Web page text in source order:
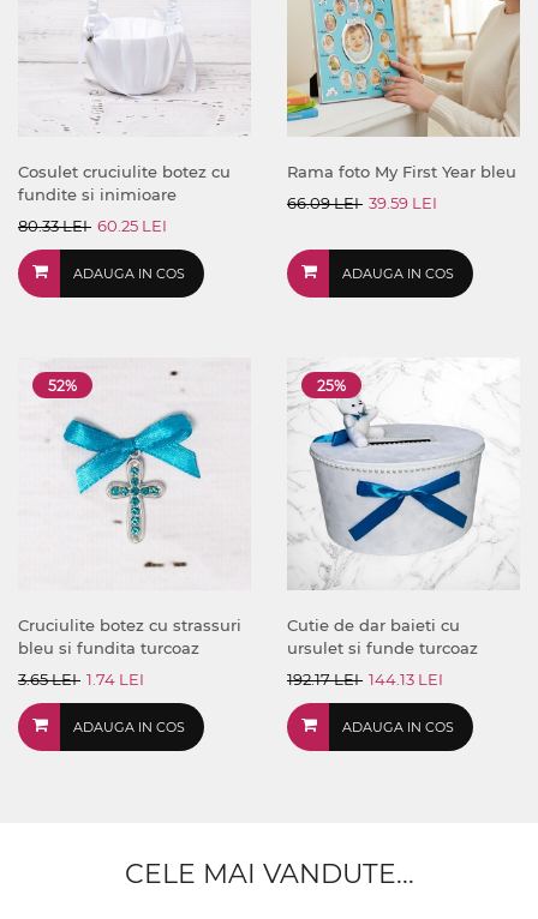
Cosulet cruciulite botez cu
fundite si inimioare
80.33 LEI 60.25 LEI
ADAUGA IN COS
Rama foto My First Year bleu
66.09 LEI 39.59 LEI
ADAUGA IN COS
52%
Cruciulite botez cu strassuri
bleu si fundita turcoaz
3.65 LEI 1.74 LEI
ADAUGA IN COS
25%
Cutie de dar baieti cu
ursulet si funde turcoaz
192.17 LEI 144.13 LEI
ADAUGA IN COS
CELE MAI VANDUTE...